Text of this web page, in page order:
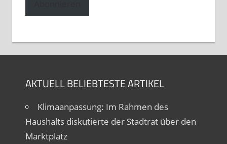
AKTUELL BELIEBTESTE ARTIKEL
Klimaanpassung: Im Rahmen des
Haushalts diskutierte der Stadtrat über den
Marktplatz